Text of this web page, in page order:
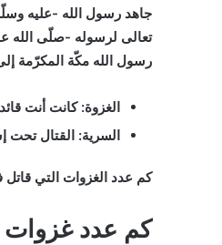
جاهد رسول الله -عليه
تعالى لرسوله -صلّى الله
رسول الله مكّة المكرّمة إلى
الغزوة:كانت أنت
السرية: القتال تحت
كم عدد الغزوات التي قاتل
كم عدد غزوات